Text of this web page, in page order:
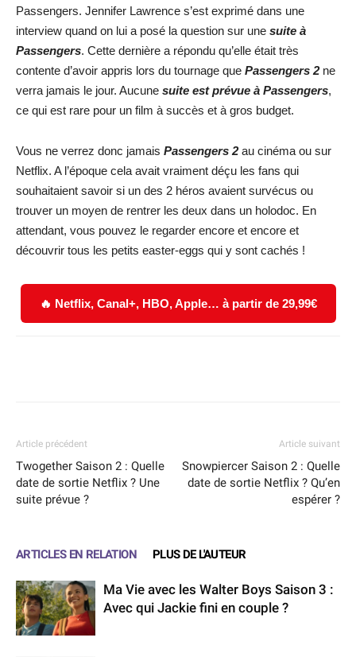
Passengers. Jennifer Lawrence s’est exprimé dans une
interview quand on lui a posé la question sur une suite à
Passengers. Cette dernière a répondu qu’elle était très
contente d’avoir appris lors du tournage que Passengers 2ne
verra jamais le jour. Aucune suite est prévue à Passengers,
ce qui est rare pour un film à succès et à gros budget.
Vous ne verrez donc jamais Passengers 2au cinéma ou sur
Netflix. A l’époque cela avait vraiment déçu les fans qui
souhaitaient savoir si un des 2 héros avaient survécus ou
trouver un moyen de rentrer les deux dans un holodoc. En
attendant, vous pouvez le regarder encore et encore et
découvrir tous les petits easter-eggs qui y sont cachés !
🔥 Netflix, Canal+, HBO, Apple… à partir de 29,99€
Article précédent
Twogether Saison 2 : Quelle
date de sortie Netflix ? Une
suite prévue ?
Article suivant
Snowpiercer Saison 2 : Quelle
date de sortie Netflix ? Qu’en
espérer ?
ARTICLES EN RELATION PLUS DE L'AUTEUR
Ma Vie avec les Walter Boys Saison 3 :
Avec qui Jackie fini en couple ?